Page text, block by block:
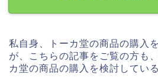
私自身、トーカ堂の商品の購入
が、こちらの記事をご覧の方も
カ堂の商品の購入を検討してい